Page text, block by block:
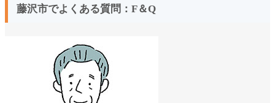
藤沢市でよくある質問：F＆Q